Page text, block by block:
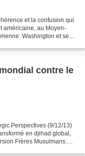
et la confusion qui
américaine, au Moyen-
Washington et ses
contre le
Perspectives (9/12/13)
en djihad global,
Frères Musulmans.